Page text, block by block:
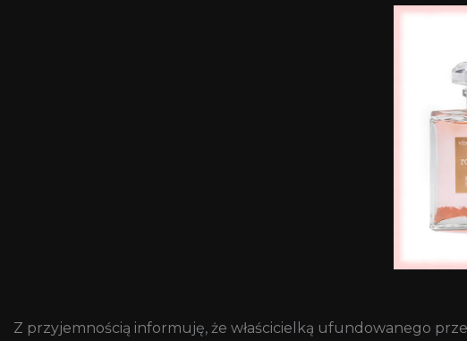
Z przyjemnością informuję, że właścicielką ufundowanego